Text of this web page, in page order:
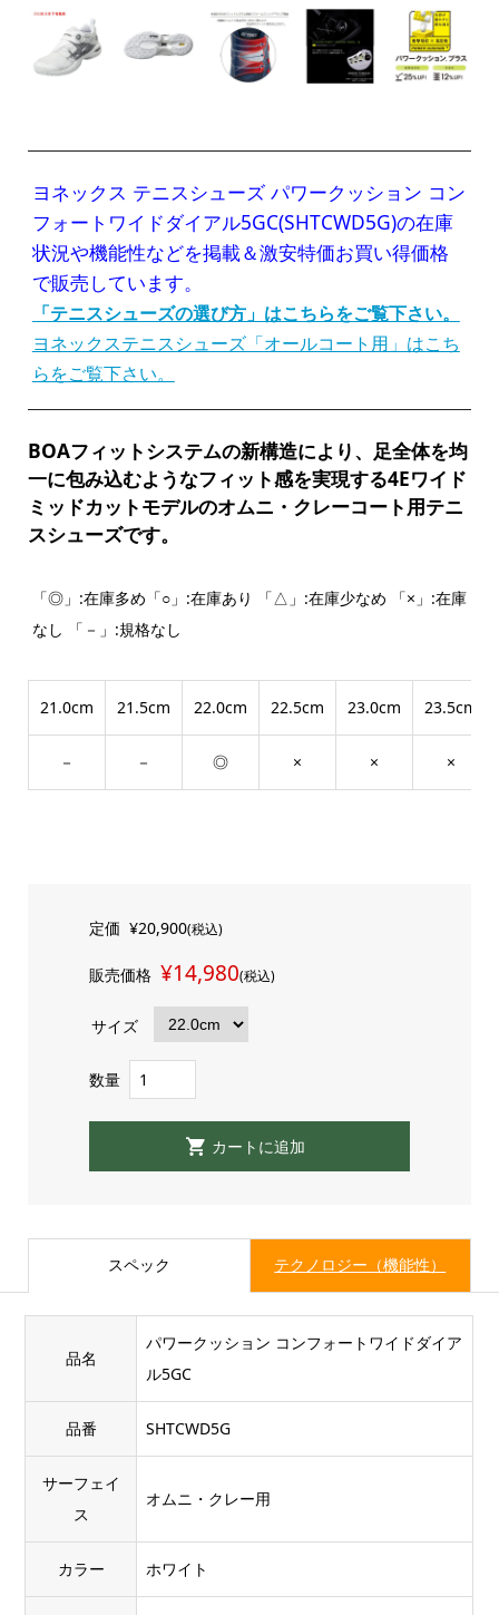
ヨネックス テニスシューズ パワークッション コン
フォートワイドダイアル5GC(SHTCWD5G)の在庫
状況や機能性などを掲載＆激安特価お買い得価格
で販売しています。
「テニスシューズの選び方」はこちらをご覧下さい。
ヨネックステニスシューズ「オールコート用」はこち
らをご覧下さい。
BOAフィットシステムの新構造により、足全体を均
一に包み込むようなフィット感を実現する4Eワイド
ミッドカットモデルのオムニ・クレーコート用テニ
スシューズです。
「◎」:在庫多め「○」:在庫あり 「△」:在庫少なめ 「×」:在庫
なし 「－」:規格なし
21.0cm 21.5cm 22.0cm 22.5cm 23.0cm 23.5cm
－ － ◎ × × ×
定価 ¥20,900(税込)
販売価格 ¥14,980(税込)
サイズ
数量
スペック テクノロジー（機能性）
品名
パワークッション コンフォートワイドダイア
ル5GC
品番 SHTCWD5G
サーフェイ
ス
オムニ・クレー用
カラー ホワイト